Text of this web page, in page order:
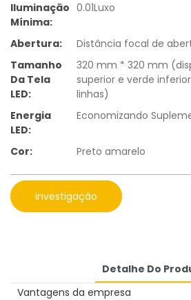
Iluminação
Mínima:
0.01Luxo
Abertura:
Distância focal de
Tamanho
Da Tela
LED:
320 mm * 320 mm
superior e verde
linhas)
Energia
LED:
Economizando
Cor: Preto amarelo
investigação
Detalhe Do
Vantagens da empresa